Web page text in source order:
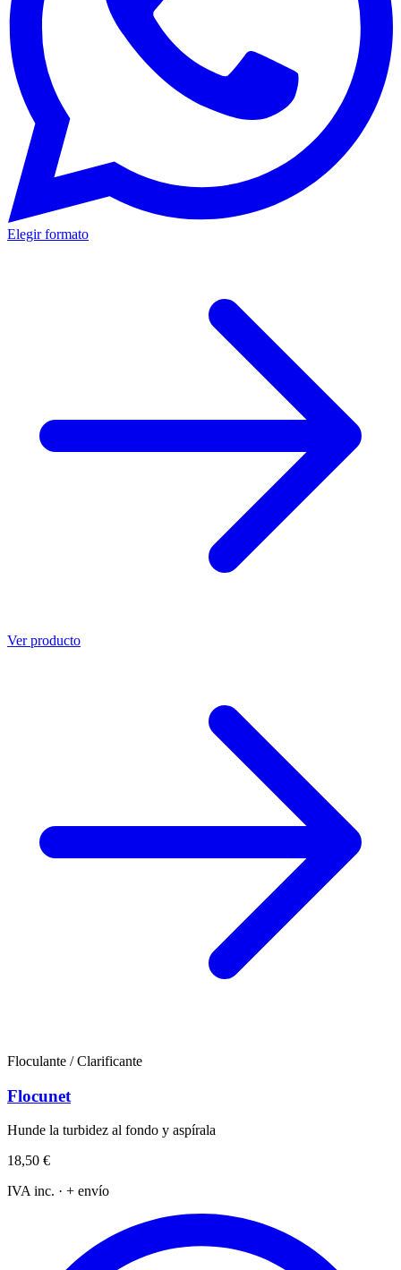
Elegir formato
Ver producto
Floculante / Clarificante
Flocunet
Hunde la turbidez al fondo y aspírala
18,50 €
IVA inc. · + envío